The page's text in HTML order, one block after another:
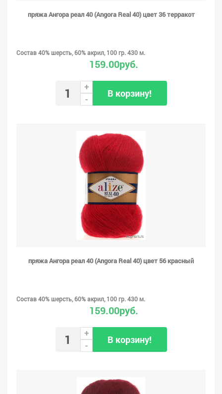
пряжа Ангора реал 40 (Angora Real 40) цвет 36 терракот
Состав 40% шерсть, 60% акрил, 100 гр. 430 м.
159.00руб.
+
-
В корзину!
пряжа Ангора реал 40 (Angora Real 40) цвет 56 красный
Состав 40% шерсть, 60% акрил, 100 гр. 430 м.
159.00руб.
+
-
В корзину!